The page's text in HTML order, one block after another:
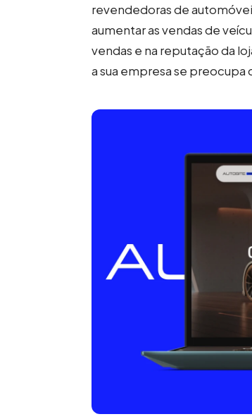
revendedoras de
aumentar as vendas de
vendas e na reputação da
a sua empresa se